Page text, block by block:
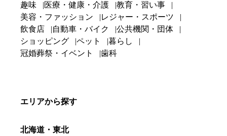
趣味
医療・健康・介護
教育・習い事
美容・ファッション
レジャー・スポーツ
飲食店
自動車・バイク
公共機関・団体
ショッピング
ペット
暮らし
冠婚葬祭・イベント
歯科
エリアから探す
北海道・東北